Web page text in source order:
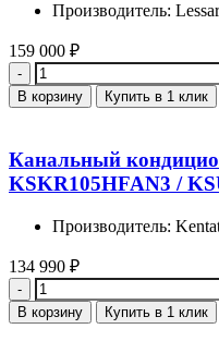
Производитель: Lessar
159 000 ₽
Количество
В корзину Купить в 1 клик
Канальный
KSKR105HFAN3 /
Производитель:
134 990 ₽
Количество
В корзину Купить в 1 клик